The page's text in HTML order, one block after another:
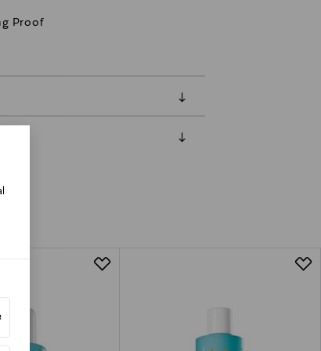
Proof
avamata originaalpakendis.